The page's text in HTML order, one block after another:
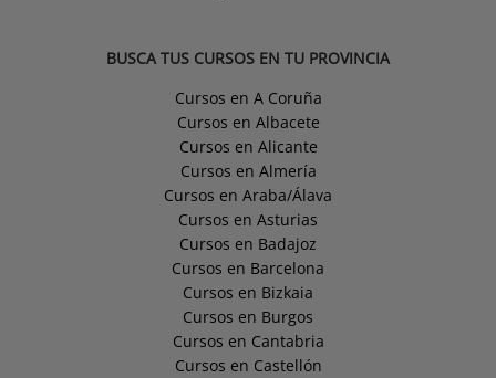
BUSCA TUS CURSOS EN TU PROVINCIA
Cursos en A Coruña
Cursos en Albacete
Cursos en Alicante
Cursos en Almería
Cursos en Araba/Álava
Cursos en Asturias
Cursos en Badajoz
Cursos en Barcelona
Cursos en Bizkaia
Cursos en Burgos
Cursos en Cantabria
Cursos en Castellón